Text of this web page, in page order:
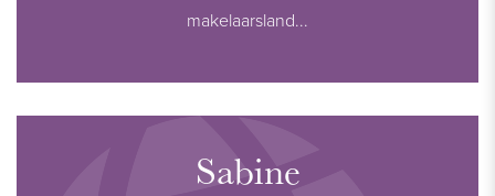
makelaarsland...
Sabine